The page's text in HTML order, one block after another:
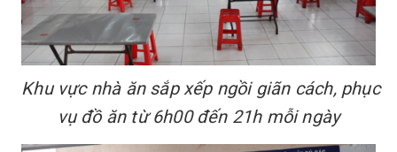
Khu vực nhà ăn sắp xếp ngồi giãn cách, phục
vụ đồ ăn từ 6h00 đến 21h mỗi ngày